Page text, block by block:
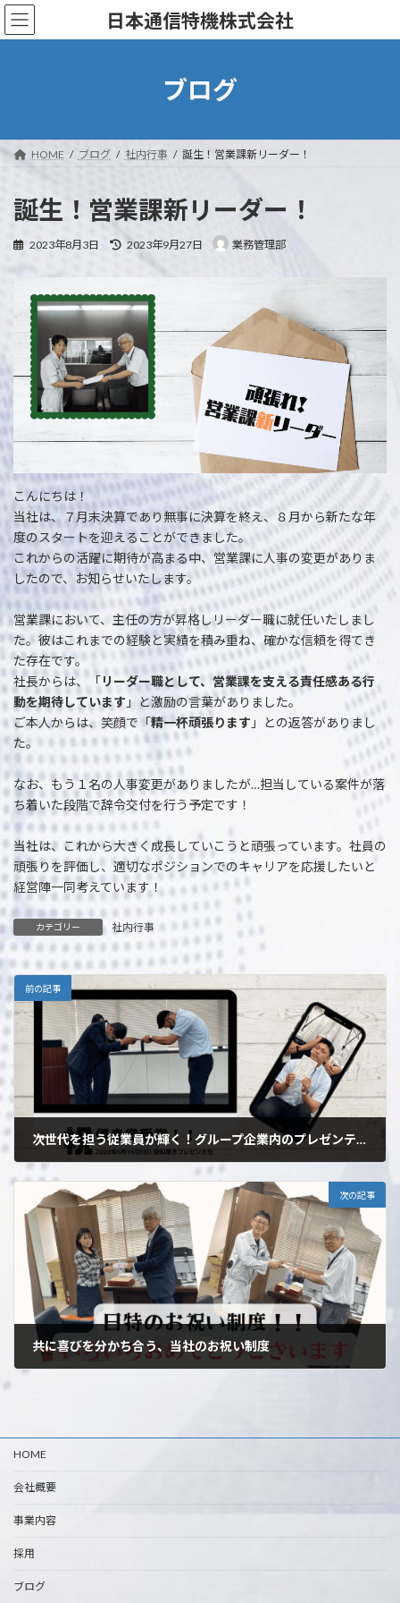
コ
ン
テ
ッ
ナ
ビ
ゲ
移
日本通信特機株式会社
ブログ
HOME ブログ 社内行事 誕生！営業課新リーダー！
誕生！営業課新リーダー！
2023年8月3日
最
日
時
:
2023年9月27日 業務管理部
こんにちは！
当社は、７月末決算であり無事に決算を終え、８月から新たな年
度のスタートを迎えることができました。
これからの活躍に期待が高まる中、営業課に人事の変更がありま
したので、お知らせいたします。
営業課において、主任の方が昇格しリーダー職に就任いたしまし
た。彼はこれまでの経験と実績を積み重ね、確かな信頼を得てき
た存在です。
社長からは、「リーダー職として、営業課を支える責任感ある行
動を期待しています 」と激励の言葉がありました。
ご本人からは、笑顔で「精一杯頑張ります 」との返答がありまし
た。
なお、もう１名の人事変更がありましたが…担当している案件が落
ち着いた段階で辞令交付を行う予定です！
当社は、これから大きく成長していこうと頑張っています。社員の
頑張りを評価し、適切なポジションでのキャリアを応援したいと
経営陣一同考えています！
カテゴリー 社内行事
前の記事
次世代を担う従業員が輝く！グループ企業内のプレゼンテーション大会で当社が優良賞を受賞！
2023年6月29日
次の記事
共に喜びを分かち合う、当社のお祝い制度
HOME
会社概要
事業内容
採用
ブログ